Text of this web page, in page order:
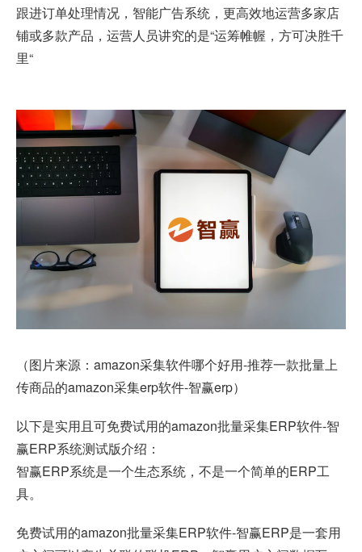
跟进订单处理情况，智能广告系统，更高效地运营多家店
铺或多款产品，运营人员讲究的是“运筹帷幄，方可决胜千
里“
（图片来源：amazon采集软件哪个好用-推荐一款批量上
传商品的amazon采集erp软件-智赢erp）
以下是实用且可免费试用的amazon批量采集ERP软件-智
赢ERP系统测试版介绍：
智赢ERP系统是一个生态系统，不是一个简单的ERP工
具。
免费试用的amazon批量采集ERP软件-智赢ERP是一套用